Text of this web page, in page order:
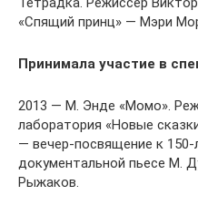
«Спящий принц» — Мэри
Принимала участие в
2013 — М. Энде «Момо».
лаборатория «Новые
— вечер-посвящение к
документальной пьесе М.
Рыжаков.